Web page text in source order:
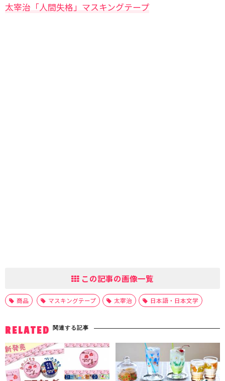
太宰治「人間失格」マスキングテープ
この記事の画像一覧
商品 マスキングテープ 太宰治 日本語・日本文学
RELATED 関連する記事